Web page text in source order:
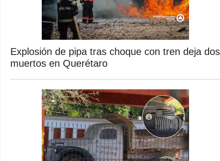
Explosión de pipa tras choque con tren deja dos
muertos en Querétaro